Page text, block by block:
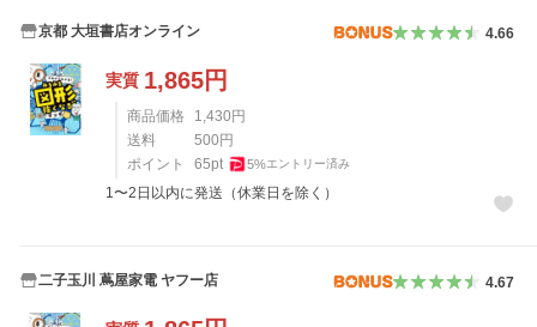
京都 大垣書店オンライン 4.66
実質 1,865円
商品価格 1,430円
送料
500円
ポイント
65pt 5%エントリー済み
1〜2日以内に発送（休業日を除く）
二子玉川 蔦屋家電 ヤフー店 4.67